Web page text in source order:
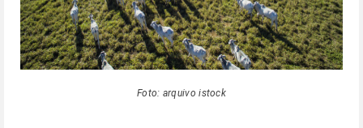
Foto: arquivo istock